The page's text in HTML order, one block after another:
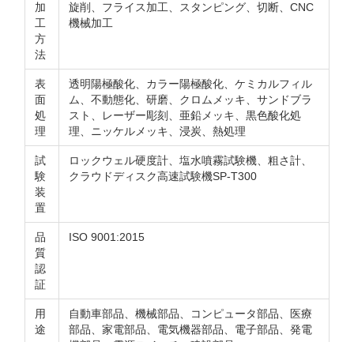
加
工
方
法
旋削、フライス加工、スタンピング、切断、CNC
機械加工
表
面
処
理
透明陽極酸化、カラー陽極酸化、ケミカルフィル
ム、不動態化、研磨、クロムメッキ、サンドブラ
スト、レーザー彫刻、亜鉛メッキ、黒色酸化処
理、ニッケルメッキ、浸炭、熱処理
試
験
装
置
ロックウェル硬度計、塩水噴霧試験機、粗さ計、
クラウドディスク高速試験機SP-T300
品
質
認
証
ISO 9001:2015
用
途
自動車部品、機械部品、コンピュータ部品、医療
部品、家電部品、電気機器部品、電子部品、発電